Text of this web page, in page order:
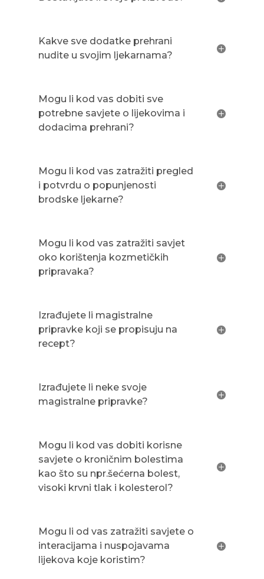
Kakve sve dodatke prehrani
nudite u svojim ljekarnama?
Mogu li kod vas dobiti sve
potrebne savjete o lijekovima i
dodacima prehrani?
Mogu li kod vas zatražiti pregled
i potvrdu o popunjenosti
brodske ljekarne?
Mogu li kod vas zatražiti savjet
oko korištenja kozmetičkih
pripravaka?
Izrađujete li magistralne
pripravke koji se propisuju na
recept?
Izrađujete li neke svoje
magistralne pripravke?
Mogu li kod vas dobiti korisne
savjete o kroničnim bolestima
kao što su npr.šećerna bolest,
visoki krvni tlak i kolesterol?
Mogu li od vas zatražiti savjete o
interacijama i nuspojavama
lijekova koje koristim?